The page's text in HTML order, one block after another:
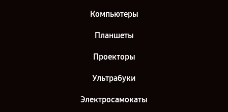
Компьютеры
Планшеты
Проекторы
Ультрабуки
Электросамокаты